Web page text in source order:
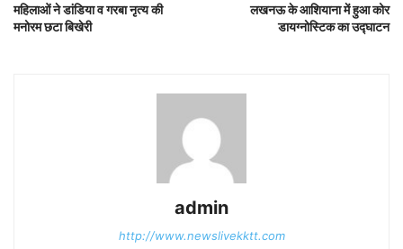
महिलाओं ने डांडिया व गरबा नृत्य की
मनोरम छटा बिखेरी
लखनऊ के आशियाना में हुआ कोर
डायग्नोस्टिक का उद्घाटन
admin
http://www.newslivekktt.com